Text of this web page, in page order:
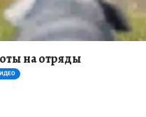
на отряды